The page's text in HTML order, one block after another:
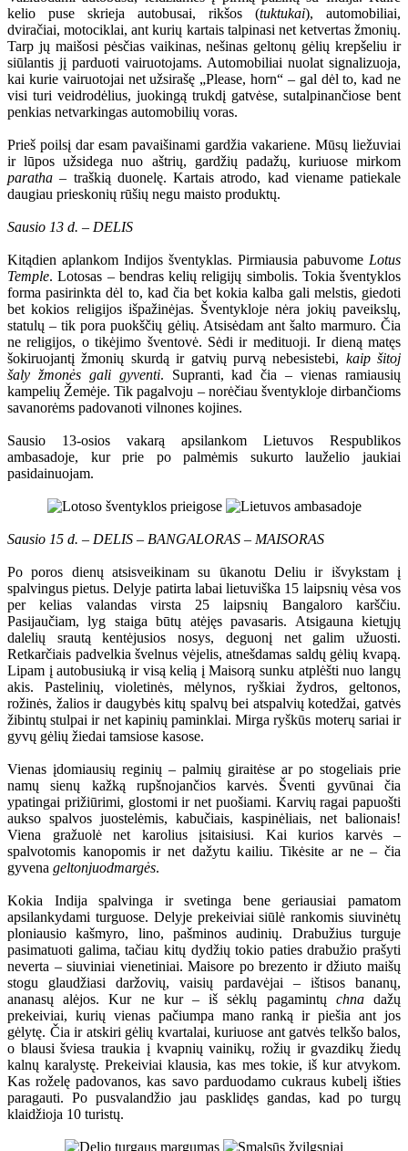
kelio puse skrieja autobusai, rikšos (tuktukai), automobiliai,
dviračiai, motociklai, ant kurių kartais talpinasi net ketvertas žmonių.
Tarp jų maišosi pėsčias vaikinas, nešinas geltonų gėlių krepšeliu ir
siūlantis jį parduoti vairuotojams. Automobiliai nuolat signalizuoja,
kai kurie vairuotojai net užsirašę „Please, horn“ – gal dėl to, kad ne
visi turi veidrodėlius, juokingą trukdį gatvėse, sutalpinančiose bent
penkias netvarkingas automobilių voras.
Prieš poilsį dar esam pavaišinami gardžia vakariene. Mūsų liežuviai
ir lūpos užsidega nuo aštrių, gardžių padažų, kuriuose mirkom
paratha– traškią duonelę. Kartais atrodo, kad viename patiekale
daugiau prieskonių rūšių negu maisto produktų.
Sausio 13 d. – DELIS
Kitądien aplankom Indijos šventyklas. Pirmiausia pabuvome Lotus
Temple. Lotosas – bendras kelių religijų simbolis. Tokia šventyklos
forma pasirinkta dėl to, kad čia bet kokia kalba gali melstis, giedoti
bet kokios religijos išpažinėjas. Šventykloje nėra jokių paveikslų,
statulų – tik pora puokščių gėlių. Atsisėdam ant šalto marmuro. Čia
ne religijos, o tikėjimo šventovė. Sėdi ir medituoji. Ir dieną matęs
šokiruojantį žmonių skurdą ir gatvių purvą nebesistebi, kaip šitoj
šaly žmonės gali gyventi. Supranti, kad čia – vienas ramiausių
kampelių Žemėje. Tik pagalvoju – norėčiau šventykloje dirbančioms
savanorėms padovanoti vilnones kojines.
Sausio 13-osios vakarą apsilankom Lietuvos Respublikos
ambasadoje, kur prie po palmėmis sukurto lauželio jaukiai
pasidainuojam.
Sausio 15 d. – DELIS – BANGALORAS – MAISORAS
Po poros dienų atsisveikinam su ūkanotu Deliu ir išvykstam į
spalvingus pietus. Delyje patirta labai lietuviška 15 laipsnių vėsa vos
per kelias valandas virsta 25 laipsnių Bangaloro karščiu.
Pasijaučiam, lyg staiga būtų atėjęs pavasaris. Atsigauna kietųjų
dalelių srautą kentėjusios nosys, deguonį net galim užuosti.
Retkarčiais padvelkia švelnus vėjelis, atnešdamas saldų gėlių kvapą.
Lipam į autobusiuką ir visą kelią į Maisorą sunku atplėšti nuo langų
akis. Pastelinių, violetinės, mėlynos, ryškiai žydros, geltonos,
rožinės, žalios ir daugybės kitų spalvų bei atspalvių kotedžai, gatvės
žibintų stulpai ir net kapinių paminklai. Mirga ryškūs moterų sariai ir
gyvų gėlių žiedai tamsiose kasose.
Vienas įdomiausių reginių – palmių giraitėse ar po stogeliais prie
namų sienų kažką rupšnojančios karvės. Šventi gyvūnai čia
ypatingai prižiūrimi, glostomi ir net puošiami. Karvių ragai papuošti
aukso spalvos juostelėmis, kabučiais, kaspinėliais, net balionais!
Viena gražuolė net karolius įsitaisiusi. Kai kurios karvės –
spalvotomis kanopomis ir net dažytu kailiu. Tikėsite ar ne – čia
gyvena geltonjuodmargės.
Kokia Indija spalvinga ir svetinga bene geriausiai pamatom
apsilankydami turguose. Delyje prekeiviai siūlė rankomis siuvinėtų
ploniausio kašmyro, lino, pašminos audinių. Drabužius turguje
pasimatuoti galima, tačiau kitų dydžių tokio paties drabužio prašyti
neverta – siuviniai vienetiniai. Maisore po brezento ir džiuto maišų
stogu glaudžiasi daržovių, vaisių pardavėjai – ištisos bananų,
ananasų alėjos. Kur ne kur – iš sėklų pagamintų chnadažų
prekeiviai, kurių vienas pačiumpa mano ranką ir piešia ant jos
gėlytę. Čia ir atskiri gėlių kvartalai, kuriuose ant gatvės telkšo balos,
o blausi šviesa traukia į kvapnių vainikų, rožių ir gvazdikų žiedų
kalnų karalystę. Prekeiviai klausia, kas mes tokie, iš kur atvykom.
Kas roželę padovanos, kas savo parduodamo cukraus kubelį išties
paragauti. Po pusvalandžio jau pasklidęs gandas, kad po turgų
klaidžioja 10 turistų.